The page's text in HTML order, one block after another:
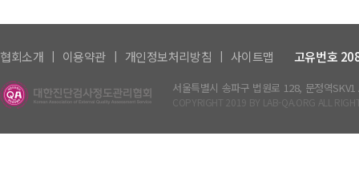
협회소개 | 이용약관 | 개인정보처리방침 | 사이트맵 고유번호
서울특별시 송파구 법원로 128, 문정역
COPYRIGHT 2019 BY LAB-QA.ORG ALL